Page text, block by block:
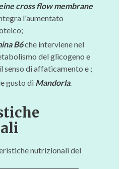
cross flow membrane
l'aumentato
B6che interviene nel
del glicogeno e
senso di affaticamento e ;
gusto di Mandorla.
nutrizionali del